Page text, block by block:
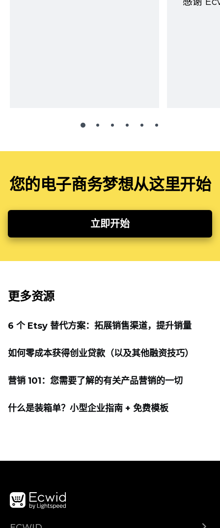
您的电子商务梦想从这里开始
立即开始
更多资源
6 个 Etsy 替代方案：拓展销售渠道，提升销量
如何零成本获得创业贷款（以及其他融资技巧）
营销 101：您需要了解的有关产品营销的一切
什么是装箱单？小型企业指南 + 免费模板